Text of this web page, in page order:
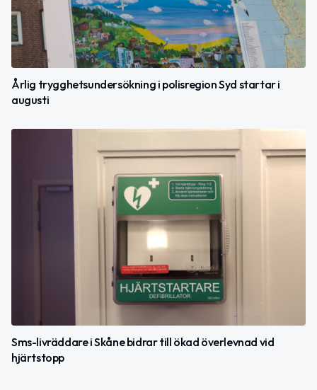
Årlig trygghetsundersökning i polisregion Syd startar i
augusti
Sms-livräddare i Skåne bidrar till ökad överlevnad vid
hjärtstopp